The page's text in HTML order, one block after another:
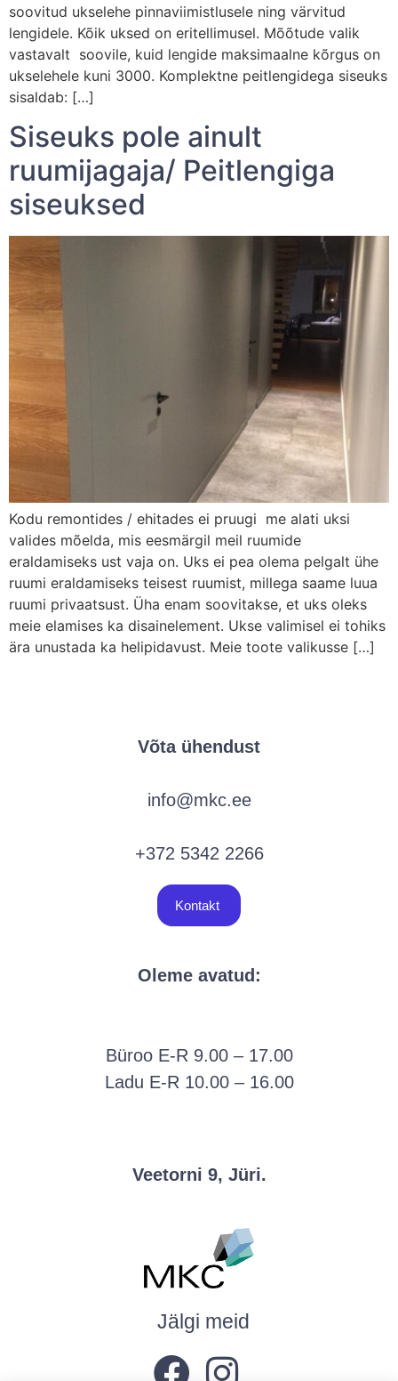
soovitud ukselehe pinnaviimistlusele ning värvitud
lengidele. Kõik uksed on eritellimusel. Mõõtude valik
vastavalt soovile, kuid lengide maksimaalne kõrgus on
ukselehele kuni 3000. Komplektne peitlengidega siseuks
sisaldab: […]
Siseuks pole ainult
ruumijagaja/ Peitlengiga
siseuksed
Kodu remontides / ehitades ei pruugi me alati uksi
valides mõelda, mis eesmärgil meil ruumide
eraldamiseks ust vaja on. Uks ei pea olema pelgalt ühe
ruumi eraldamiseks teisest ruumist, millega saame luua
ruumi privaatsust. Üha enam soovitakse, et uks oleks
meie elamises ka disainelement. Ukse valimisel ei tohiks
ära unustada ka helipidavust. Meie toote valikusse […]
Jälgi meid
Oleme avatud:
Büroo E-R 9.00 – 17.00
Ladu E-R 10.00 – 16.00
Veetorni 9, Jüri.
Võta ühendust
info@mkc.ee
+372 5342 2266
Kontakt